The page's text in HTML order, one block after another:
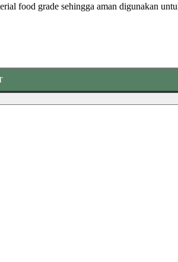
food grade sehingga aman digunakan